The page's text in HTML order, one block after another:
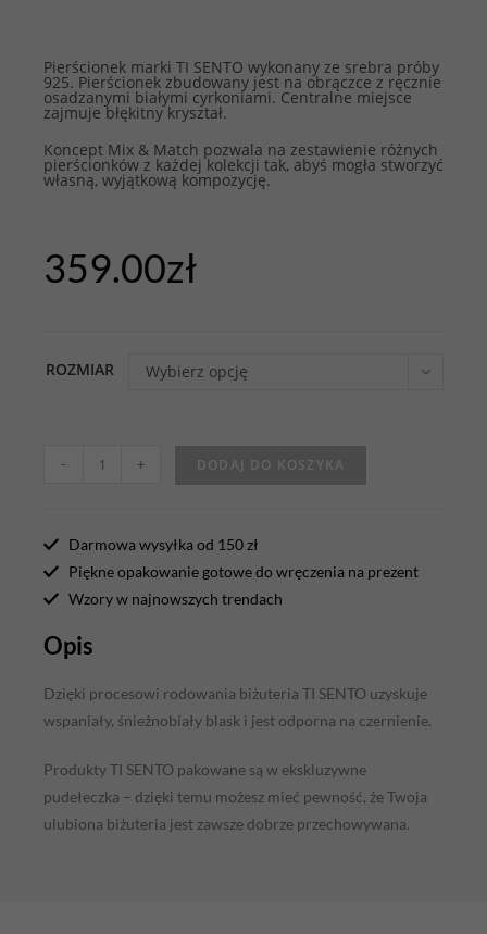
Pierścionek marki TI SENTO wykonany ze srebra próby
925. Pierścionek zbudowany jest na obrączce z ręcznie
osadzanymi białymi cyrkoniami. Centralne miejsce
zajmuje błękitny kryształ.
Koncept Mix & Match pozwala na zestawienie różnych
pierścionków z każdej kolekcji tak, abyś mogła stworzyć
własną, wyjątkową kompozycję.
359.00zł
ROZMIAR Wybierz opcję
- + DODAJ DO KOSZYKA
Darmowa wysyłka od 150 zł
Piękne opakowanie gotowe do wręczenia na prezent
Wzory w najnowszych trendach
Opis
Dzięki procesowi rodowania biżuteria TI SENTO uzyskuje
wspaniały, śnieżnobiały blask i jest odporna na czernienie.
Produkty TI SENTO pakowane są w ekskluzywne
pudełeczka – dzięki temu możesz mieć pewność, że Twoja
ulubiona biżuteria jest zawsze dobrze przechowywana.